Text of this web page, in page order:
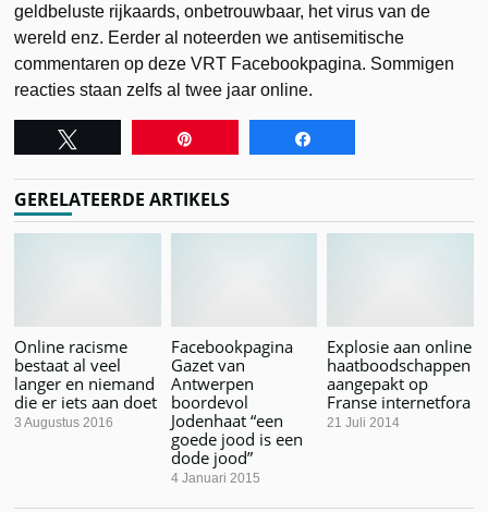
geldbeluste rijkaards, onbetrouwbaar, het virus van de
wereld enz. Eerder al noteerden we antisemitische
commentaren op deze VRT Facebookpagina. Sommigen
reacties staan zelfs al twee jaar online.
GERELATEERDE ARTIKELS
Online racisme
bestaat al veel
langer en niemand
die er iets aan doet
3 Augustus 2016
Facebookpagina
Gazet van
Antwerpen
boordevol
Jodenhaat “een
goede jood is een
dode jood”
4 Januari 2015
Explosie aan online
haatboodschappen
aangepakt op
Franse internetfora
21 Juli 2014